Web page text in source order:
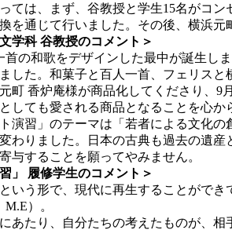
ては、まず、谷教授と学生15名がコ
を通じて行いました。その後、横浜
学科 谷教授のコメント＞
の和歌をデザインした最中が誕生し
した。和菓子と百人一首、フェリス
町 香炉庵様が商品化してくださり、
しても愛される商品となることを心か
演習」のテーマは「若者による文化の
わりました。日本の古典も過去の遺
与することを願ってやみません。
」 履修学生のコメント＞
いう形で、現代に再生することがで
）。
あたり、自分たちの考えたものが、